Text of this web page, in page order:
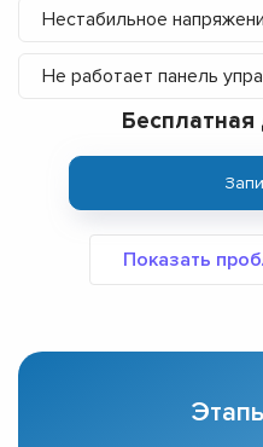
Нестабильное
Не работает панель
Бесплатная